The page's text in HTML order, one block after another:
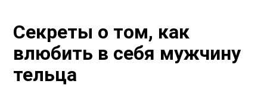
Секреты о том, как
влюбить в себя мужчину
тельца